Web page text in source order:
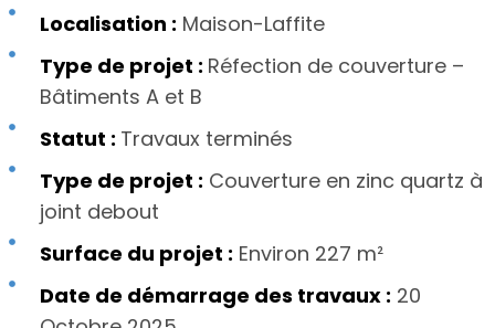
Localisation : Maison-Laffite
Type de projet : Réfection de couverture –
Bâtiments A et B
Statut : Travaux terminés
Type de projet : Couverture en zinc quartz à
joint debout
Surface du projet : Environ 227 m²
Date de démarrage des travaux : 20